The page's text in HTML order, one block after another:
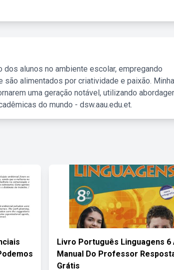
alunos no ambiente escolar, empregando
alimentados por criatividade e paixão. Minha
uma geração notável, utilizando
do mundo - dsw.aau.edu.et.
Livro Português Linguagens 6
Manual Do Professor
Grátis